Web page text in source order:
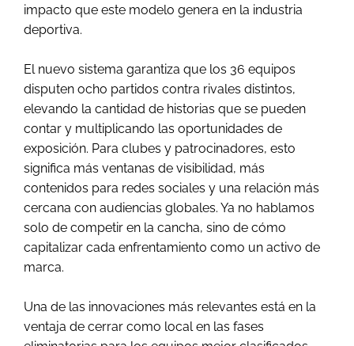
impacto que este modelo genera en la industria
deportiva.
El nuevo sistema garantiza que los 36 equipos
disputen ocho partidos contra rivales distintos,
elevando la cantidad de historias que se pueden
contar y multiplicando las oportunidades de
exposición. Para clubes y patrocinadores, esto
significa más ventanas de visibilidad, más
contenidos para redes sociales y una relación más
cercana con audiencias globales. Ya no hablamos
solo de competir en la cancha, sino de cómo
capitalizar cada enfrentamiento como un activo de
marca.
Una de las innovaciones más relevantes está en la
ventaja de cerrar como local en las fases